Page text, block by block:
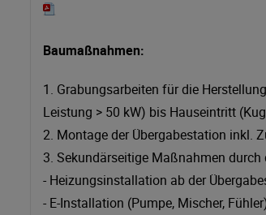
Baumaßnahmen:
1. Grabungsarbeiten für die
Leistung > 50 kW) bis Hauseintritt
2. Montage der Übergabestation inkl.
3. Sekundärseitige Maßnahmen
- Heizungsinstallation ab der
- E-Installation (Pumpe, Mischer,